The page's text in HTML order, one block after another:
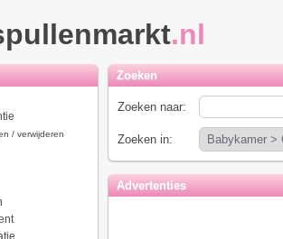
.nl
/ verwijderen
Zoeken
Zoeken naar:
Zoeken in:
Advertenties